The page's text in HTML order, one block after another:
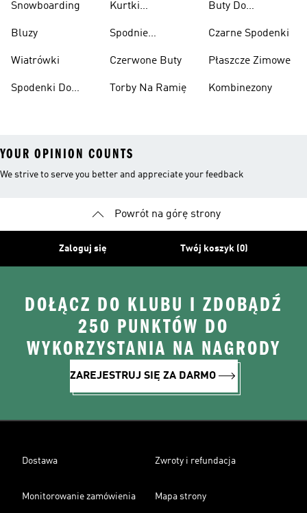
Snowboarding
Bluzy
Wiatrówki
Spodenki Do
Kurtki
Spodnie
Czerwone Buty
Torby Na Ramię
Buty Do
Czarne Spodenki
Płaszcze Zimowe
Kombinezony
YOUR OPINION COUNTS
We strive to serve you better and appreciate your feedback
Powrót na górę strony
Zaloguj się Twój koszyk (0)
DOŁĄCZ DO KLUBU I ZDOBĄDŹ
250 PUNKTÓW DO
WYKORZYSTANIA NA NAGRODY
ZAREJESTRUJ SIĘ ZA DARMO
Dostawa Zwroty i refundacja
Monitorowanie zamówienia Mapa strony